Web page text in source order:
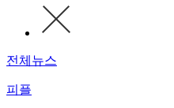
전체뉴스
피플